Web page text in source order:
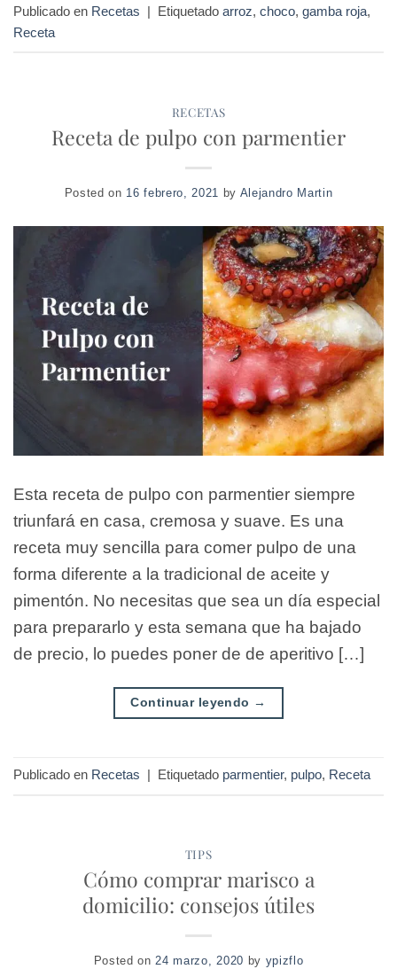
Publicado en Recetas | Etiquetado arroz, choco, gamba roja,
Receta
RECETAS
Receta de pulpo con parmentier
Posted on 16 febrero, 2021 by Alejandro Martin
Esta receta de pulpo con parmentier siempre
triunfará en casa, cremosa y suave. Es una
receta muy sencilla para comer pulpo de una
forma diferente a la tradicional de aceite y
pimentón. No necesitas que sea un día especial
para prepararlo y esta semana que ha bajado
de precio, lo puedes poner de de aperitivo […]
Continuar leyendo →
Publicado en Recetas | Etiquetado parmentier, pulpo, Receta
TIPS
Cómo comprar marisco a
domicilio: consejos útiles
Posted on24 marzo, 2020 by ypizflo